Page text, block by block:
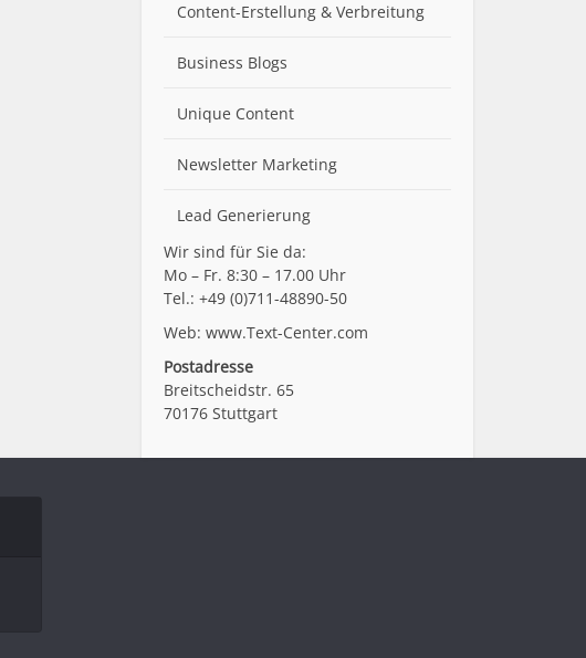
Content-Erstellung & Verbreitung
Business Blogs
Unique Content
Newsletter Marketing
Lead Generierung
Wir sind für Sie da:
Mo – Fr. 8:30 – 17.00 Uhr
Tel.: +49 (0)711-48890-50
Web: www.Text-Center.com
Postadresse
Breitscheidstr. 65
70176 Stuttgart